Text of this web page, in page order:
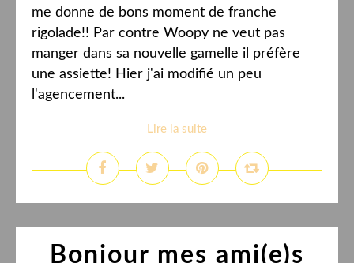
me donne de bons moment de franche
rigolade!! Par contre Woopy ne veut pas
manger dans sa nouvelle gamelle il préfère
une assiette! Hier j'ai modifié un peu
l'agencement...
Lire la suite
Bonjour mes ami(e)s